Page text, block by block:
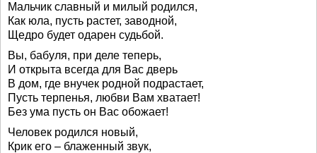
Мальчик славный и милый родился,
Как юла, пусть растет, заводной,
Щедро будет одарен судьбой.
Вы, бабуля, при деле теперь,
И открыта всегда для Вас дверь
В дом, где внучек родной подрастает,
Пусть терпенья, любви Вам хватает!
Без ума пусть он Вас обожает!
Человек родился новый,
Крик его – блаженный звук,